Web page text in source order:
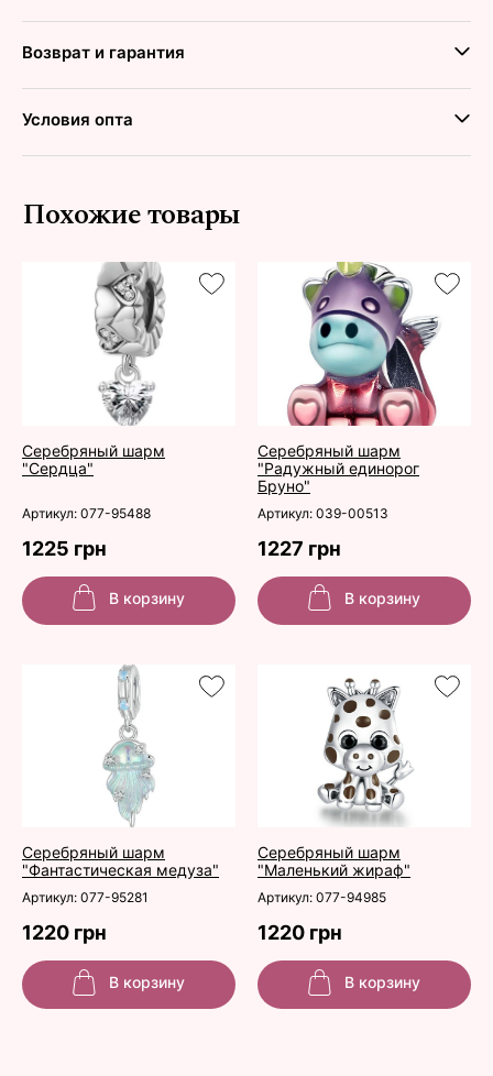
Возврат и гарантия
Условия опта
Похожие товары
Серебряный шарм
"Сердца"
Серебряный шарм
"Радужный единорог
Бруно"
Артикул: 077-95488 Артикул: 039-00513
1225 грн 1227 грн
В корзину В корзину
Серебряный шарм
"Фантастическая медуза"
Серебряный шарм
"Маленький жираф"
Артикул: 077-95281 Артикул: 077-94985
1220 грн 1220 грн
В корзину В корзину